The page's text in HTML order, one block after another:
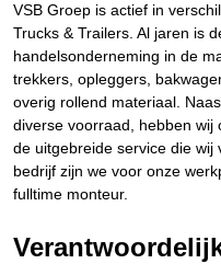
VSB Groep is actief in
Trucks & Trailers. Al jaren is
handelsonderneming in de
trekkers, opleggers,
overig rollend materiaal.
diverse voorraad, hebben wij
de uitgebreide service die
bedrijf zijn we voor onze
fulltime monteur.